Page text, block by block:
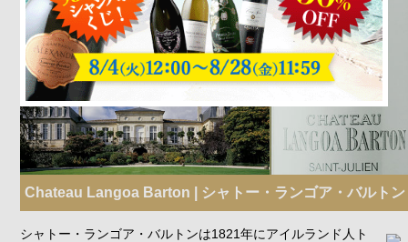
Chateau Langoa Barton | シャトー・ランゴア・バルトン
シャトー・ランゴア・バルトンは1821年にアイルランド人ト